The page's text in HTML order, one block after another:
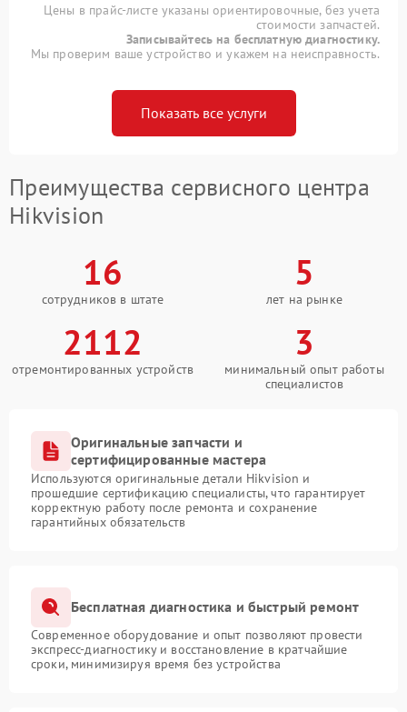
Цены в прайс-листе указаны ориентировочные, без учета
стоимости запчастей.
Записывайтесь на бесплатную диагностику.
Мы проверим ваше устройство и укажем на неисправность.
Показать все услуги
Преимущества сервисного центра
Hikvision
16
сотрудников в штате
5
лет на рынке
2112
отремонтированных устройств
3
минимальный опыт работы
специалистов
Оригинальные запчасти и
сертифицированные мастера
Используются оригинальные детали Hikvision и
прошедшие сертификацию специалисты, что гарантирует
корректную работу после ремонта и сохранение
гарантийных обязательств
Бесплатная диагностика и быстрый ремонт
Современное оборудование и опыт позволяют провести
экспресс-диагностику и восстановление в кратчайшие
сроки, минимизируя время без устройства